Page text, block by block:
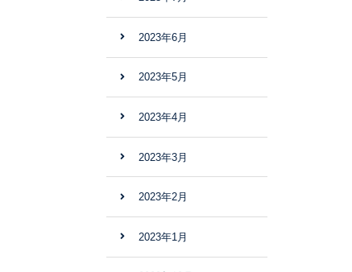
2023年6月
2023年5月
2023年4月
2023年3月
2023年2月
2023年1月